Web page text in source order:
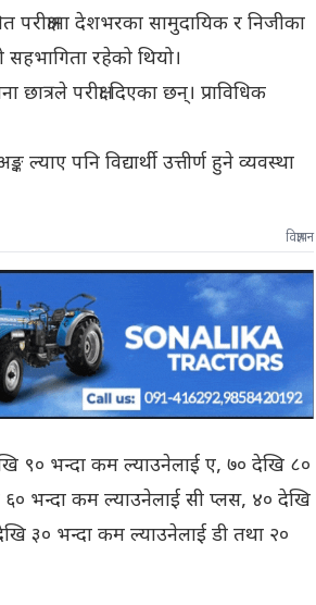
देशभरका सामुदायिक र निजीका
रहेको थियो।
परीक्षा दिएका छन्। प्राविधिक
पनि विद्यार्थी उत्तीर्ण हुने व्यवस्था
विज्ञापन
९० भन्दा कम ल्याउनेलाई ए, ७० देखि ८०
भन्दा कम ल्याउनेलाई सी प्लस, ४० देखि
३० भन्दा कम ल्याउनेलाई डी तथा २०